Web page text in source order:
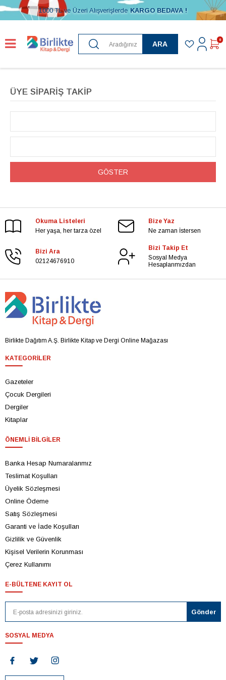
1000 TL ve Üzeri Alışverişlerde KARGO BEDAVA !
ARA
0
ÜYE SIPARIŞ TAKIP
GÖSTER
Okuma Listeleri
Her yaşa, her tarza özel
Bize Yaz
Ne zaman İstersen
Bizi Ara
02124676910
Bizi Takip Et
Sosyal Medya
Hesaplarımızdan
Birlikte Dağıtım A.Ş. Birlikte Kitap ve Dergi Online Mağazası
KATEGORILER
Gazeteler
Çocuk Dergileri
Dergiler
Kitaplar
ÖNEMLI BILGILER
Banka Hesap Numaralarımız
Teslimat Koşulları
Üyelik Sözleşmesi
Online Ödeme
Satış Sözleşmesi
Garanti ve İade Koşulları
Gizlilik ve Güvenlik
Kişisel Verilerin Korunması
Çerez Kullanımı
E-BÜLTENE KAYIT OL
SOSYAL MEDYA